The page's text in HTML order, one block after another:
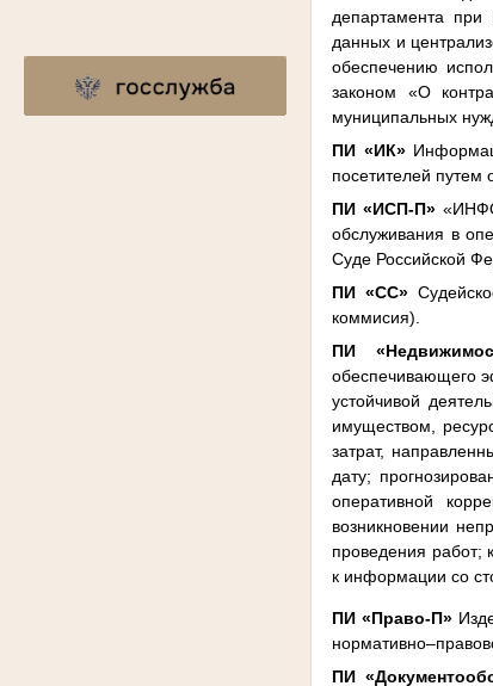
департамента
данных и
обеспечению
законом «О
муниципальных
ПИ «ИК»
посетителей
ПИ «ИСП-П»
обслуживания в
Суде Российской
ПИ «СС»
коммисия).
ПИ
обеспечивающего
устойчивой
имуществом,
затрат,
дату;
оперативной
возникновении
проведения работ;
к информации со
ПИ «Право-П»
ПИ